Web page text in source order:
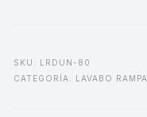
SKU: LRDUN-80
CATEGORÍA: LAVABO RAMPA